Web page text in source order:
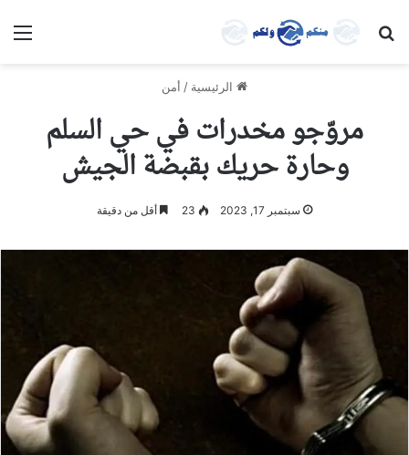
بحث عن
الرئيسية / أمن
مروّجو مخدرات في حي السلم
وحارة حريك بقبضة الجيش
سبتمبر 17, 2023 23 أقل من دقيقة